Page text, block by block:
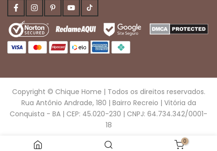
Copyright © Chique Home | Todos os direitos reservados.
Rua Antônio Andrade, 180 | Bairro Recreio | Vitória da
Conquista - BA | CEP: 45.020-230 | CNPJ: 64.734.342/0001-
18
0